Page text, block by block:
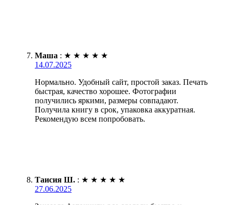
Маша : ★ ★ ★ ★ ★
14.07.2025
Нормально. Удобный сайт, простой заказ. Печать
быстрая, качество хорошее. Фотографии
получились яркими, размеры совпадают.
Получила книгу в срок, упаковка аккуратная.
Рекомендую всем попробовать.
Таисия Ш. : ★ ★ ★ ★ ★
27.06.2025